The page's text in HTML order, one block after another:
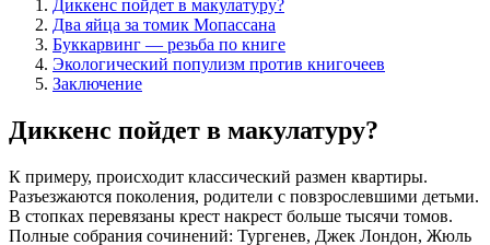
Диккенс пойдет в макулатуру?
Два яйца за томик Мопассана
Буккарвинг — резьба по книге
Экологический популизм против книгочеев
Заключение
Диккенс пойдет в макулатуру?
К примеру, происходит классический размен квартиры.
Разъезжаются поколения, родители с повзрослевшими детьми.
В стопках перевязаны крест накрест больше тысячи томов.
Полные собрания сочинений: Тургенев, Джек Лондон, Жюль